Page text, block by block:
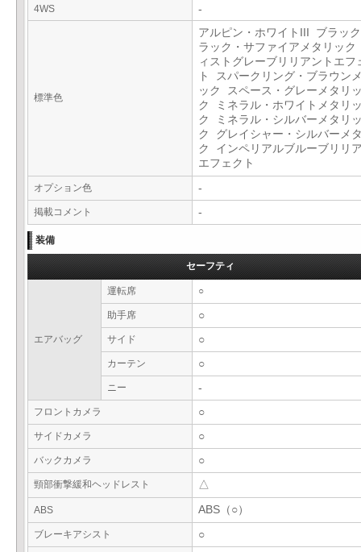
4WS -
標準色
アルピン・ホワイトIII ブラッ
ラック・サファイアメタリッ
ィストグレーブリリアントエフ
ト スパークリング・ブラウン
ック スペース・グレーメタリ
ク ミネラル・ホワイトメタリ
ク ミネラル・シルバーメタリ
ク グレイシャー・シルバーメ
ク インペリアルブルーブリリ
エフェクト
オプション色 -
掲載コメント -
装備
セーフティ
エアバッグ
運転席 ○
助手席 ○
サイド ○
カーテン ○
ニー -
フロントカメラ ○
サイドカメラ ○
バックカメラ ○
頸部衝撃緩和ヘッドレスト △
ABS ABS（○）
ブレーキアシスト ○